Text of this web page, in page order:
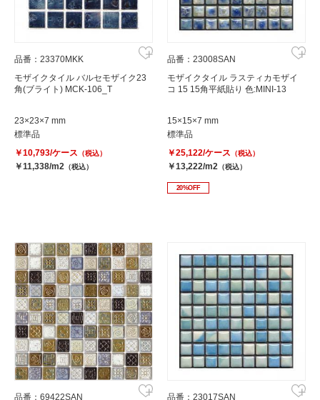
品番：23370MKK
モザイクタイル バルセモザイク23
角(ブライト) MCK-106_T
23×23×7 mm
標準品
￥10,793/ケース （税込）
￥11,338/m2 （税込）
品番：23008SAN
モザイクタイル ラスティカモザイ
コ 15 15角平紙貼り 色:MINI-13
15×15×7 mm
標準品
￥25,122/ケース （税込）
￥13,222/m2 （税込）
20%OFF
品番：69422SAN
品番：23017SAN